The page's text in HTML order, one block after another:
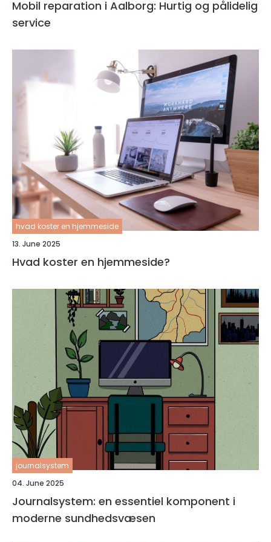
Mobil reparation i Aalborg: Hurtig og pålidelig
service
hvad koster en hjemmeside
13. June 2025
Hvad koster en hjemmeside?
journalsystem
04. June 2025
Journalsystem: en essentiel komponent i
moderne sundhedsvæsen